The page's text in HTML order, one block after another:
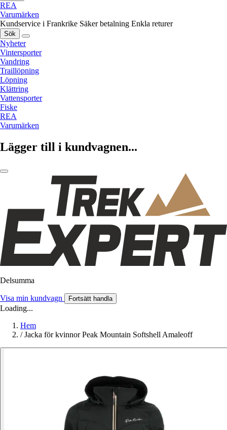
REA
Varumärken
Kundservice i Frankrike Säker betalning Enkla returer
Sök
Nyheter
Vintersporter
Vandring
Traillöpning
Löpning
Klättring
Vattensporter
Fiske
REA
Varumärken
Lägger till i kundvagnen...
Delsumma
Visa min kundvagn Fortsätt handla
Loading...
Hem
/ Jacka för kvinnor Peak Mountain Softshell Amaleoff